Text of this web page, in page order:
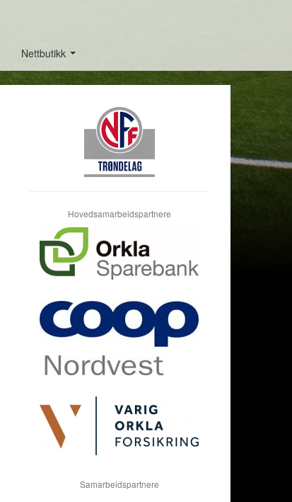
Nettbutikk
Hovedsamarbeidspartnere
Samarbeidspartnere